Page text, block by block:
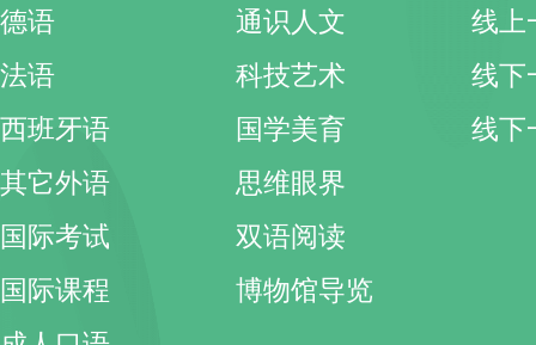
德语
法语
西班牙语
其它外语
国际考试
国际课程
通识人文
科技艺术
国学美育
思维眼界
双语阅读
博物馆导览
线上
线下
线下